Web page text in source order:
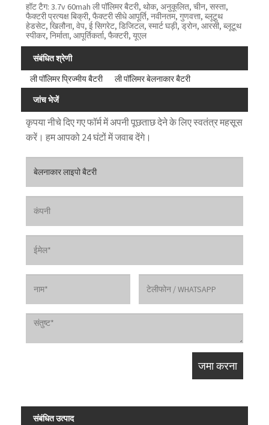
हॉट टैग: 3.7v 60mah ली पॉलिमर बैटरी, थोक, अनुकूलित, चीन, सस्ता,
फैक्टरी प्रत्यक्ष बिक्री, फैक्टरी सीधे आपूर्ति, नवीनतम, गुणवत्ता, ब्लूटूथ
हेडसेट, खिलौना, वेप, ई सिगरेट, डिजिटल, स्मार्ट घड़ी, ड्रोन, आरसी, ब्लूटूथ
स्पीकर, निर्माता, आपूर्तिकर्ता, फैक्टरी, यूएल
संबंधित श्रेणी
ली पॉलिमर प्रिज्मीय बैटरी
ली पॉलिमर बेलनाकार बैटरी
जांच भेजें
कृपया नीचे दिए गए फॉर्म में अपनी पूछताछ देने के लिए स्वतंत्र महसूस
करें। हम आपको 24 घंटों में जवाब देंगे।
संबंधित उत्पाद